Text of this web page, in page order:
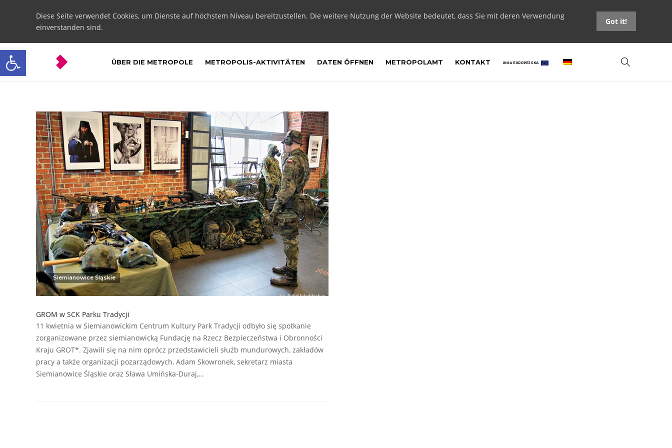
Open toolbar
Diese Seite verwendet Cookies, um Dienste auf höchstem Niveau bereitzustellen. Die weitere Nutzung der Website bedeutet, dass Sie mit deren Verwendung
einverstanden sind.
Got it!
ÜBER DIE METROPOLE METROPOLIS-AKTIVITÄTEN DATEN ÖFFNEN METROPOLAMT KONTAKT UNIA EUROPEJSKA
Siemianowice Śląskie
GROM w SCK Parku Tradycji
11 kwietnia w Siemianowickim Centrum Kultury Park Tradycji odbyło się spotkanie
zorganizowane przez siemianowicką Fundację na Rzecz Bezpieczeństwa i Obronności
Kraju GROT*. Zjawili się na nim oprócz przedstawicieli służb mundurowych, zakładów
pracy a także organizacji pozarządowych, Adam Skowronek, sekretarz miasta
Siemianowice Śląskie oraz Sława Umińska-Duraj,…